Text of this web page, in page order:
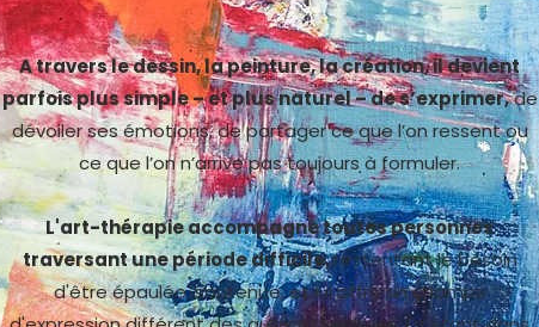
A travers le dessin, la peinture, la création, il devient
parfois plus simple – et plus naturel – de s’exprimer,de
dévoiler ses émotions, de partager ce que l’on ressent ou
ce que l’on n’arrive pas toujours à formuler.
L'art-thérapie accompagne toutes personnes
traversant une période difficile,ressentant le besoin
d'être épaulée, soutenue, et lui offre un champs